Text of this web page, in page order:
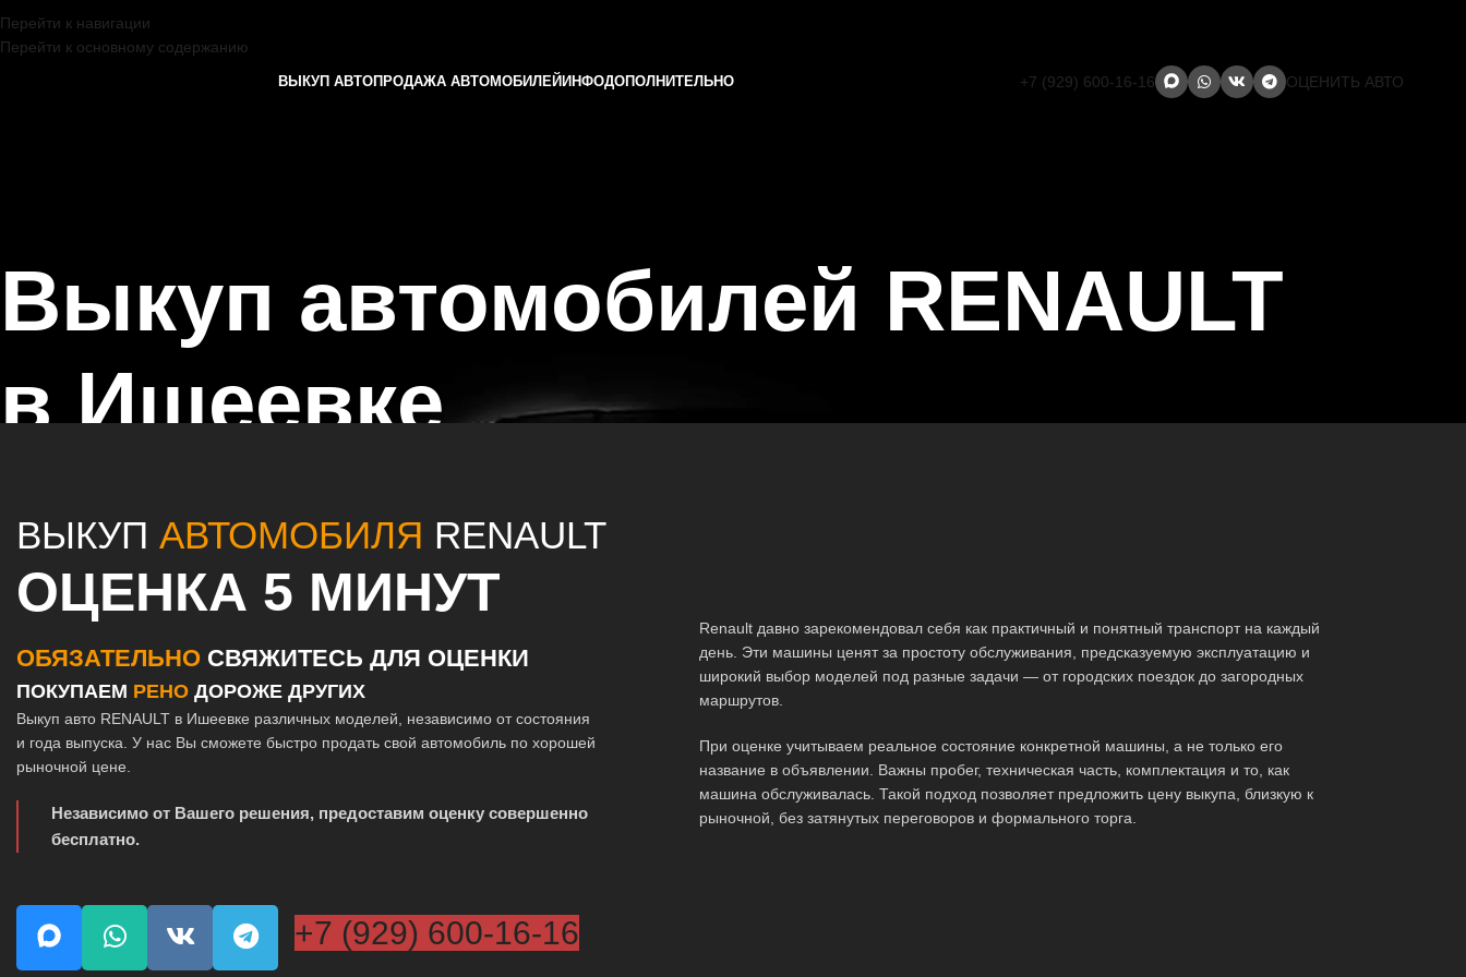
Перейти к навигации
Перейти к основному содержанию
ВЫКУП АВТОПРОДАЖА АВТОМОБИЛЕЙ ИНФОДОПОЛНИТЕЛЬНО +7 (929) 600-16-16 ОЦЕНИТЬ АВТО
Выкуп автомобилей RENAULT
в Ишеевке
ВЫКУП АВТОМОБИЛЯ RENAULT
ОЦЕНКА 5 МИНУТ
ОБЯЗАТЕЛЬНО СВЯЖИТЕСЬ ДЛЯ ОЦЕНКИ
ПОКУПАЕМ РЕНО ДОРОЖЕ ДРУГИХ
Выкуп авто RENAULT в Ишеевке различных моделей, независимо от состояния
и года выпуска. У нас Вы сможете быстро продать свой автомобиль по хорошей
рыночной цене.
Независимо от Вашего решения, предоставим оценку совершенно
бесплатно.
+7 (929) 600-16-16
Renault давно зарекомендовал себя как практичный и понятный транспорт на каждый
день. Эти машины ценят за простоту обслуживания, предсказуемую эксплуатацию и
широкий выбор моделей под разные задачи — от городских поездок до загородных
маршрутов.
При оценке учитываем реальное состояние конкретной машины, а не только его
название в объявлении. Важны пробег, техническая часть, комплектация и то, как
машина обслуживалась. Такой подход позволяет предложить цену выкупа, близкую к
рыночной, без затянутых переговоров и формального торга.